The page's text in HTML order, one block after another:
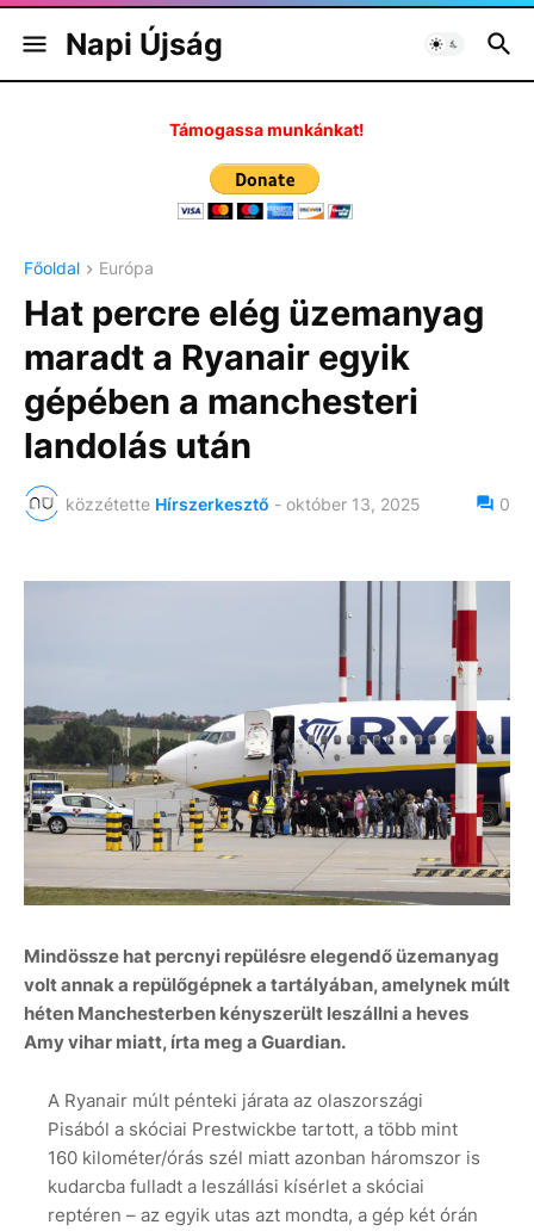
Napi Újság
Támogassa munkánkat!
Főoldal Európa
Hat percre elég üzemanyag
maradt a Ryanair egyik
gépében a manchesteri
landolás után
közzétette Hírszerkesztő - október 13, 2025 0
Mindössze hat percnyi repülésre elegendő üzemanyag
volt annak a repülőgépnek a tartályában, amelynek múlt
héten Manchesterben kényszerült leszállni a heves
Amy vihar miatt, írta meg a Guardian.
A Ryanair múlt pénteki járata az olaszországi
Pisából a skóciai Prestwickbe tartott, a több mint
160 kilométer/órás szél miatt azonban háromszor is
kudarcba fulladt a leszállási kísérlet a skóciai
reptéren – az egyik utas azt mondta, a gép két órán